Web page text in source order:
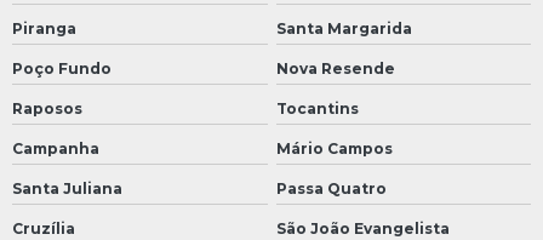
Piranga Santa Margarida
Poço Fundo Nova Resende
Raposos Tocantins
Campanha Mário Campos
Santa Juliana Passa Quatro
Cruzília São João Evangelista